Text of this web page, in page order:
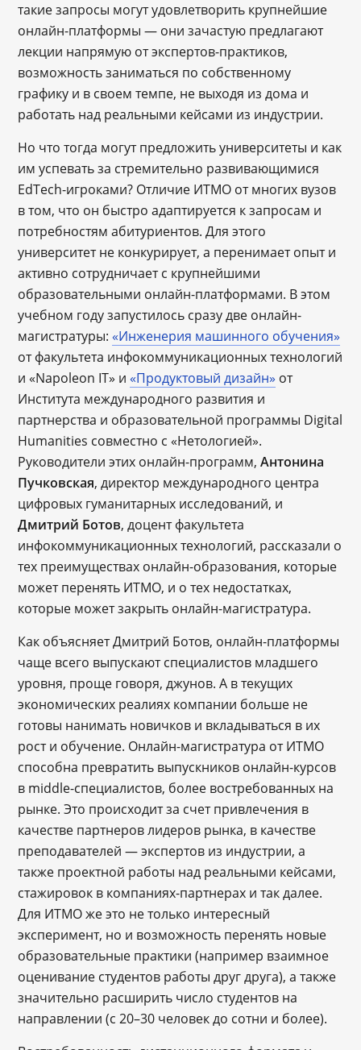
такие запросы могут удовлетворить крупнейшие
онлайн-платформы ― они зачастую предлагают
лекции напрямую от экспертов-практиков,
возможность заниматься по собственному
графику и в своем темпе, не выходя из дома и
работать над реальными кейсами из индустрии.
Но что тогда могут предложить университеты и как
им успевать за стремительно развивающимися
EdTech-игроками? Отличие ИТМО от многих вузов
в том, что он быстро адаптируется к запросам и
потребностям абитуриентов. Для этого
университет не конкурирует, а перенимает опыт и
активно сотрудничает с крупнейшими
образовательными онлайн-платформами. В этом
учебном году запустилось сразу две онлайн-
магистратуры: «Инженерия машинного обучения»
от факультета инфокоммуникационных технологий
и «Napoleon IT» и «Продуктовый дизайн» от
Института международного развития и
партнерства и образовательной программы Digital
Humanities совместно с «Нетологией».
Руководители этих онлайн-программ,Антонина
Пучковская, директор международного центра
цифровых гуманитарных исследований, и
Дмитрий Ботов, доцент факультета
инфокоммуникационных технологий, рассказали о
тех преимуществах онлайн-образования, которые
может перенять ИТМО, и о тех недостатках,
которые может закрыть онлайн-магистратура.
Как объясняет Дмитрий Ботов, онлайн-платформы
чаще всего выпускают специалистов младшего
уровня, проще говоря, джунов. А в текущих
экономических реалиях компании больше не
готовы нанимать новичков и вкладываться в их
рост и обучение. Онлайн-магистратура от ИТМО
способна превратить выпускников онлайн-курсов
в middle-специалистов, более востребованных на
рынке. Это происходит за счет привлечения в
качестве партнеров лидеров рынка, в качестве
преподавателей — экспертов из индустрии, а
также проектной работы над реальными кейсами,
стажировок в компаниях-партнерах и так далее.
Для ИТМО же это не только интересный
эксперимент, но и возможность перенять новые
образовательные практики (например взаимное
оценивание студентов работы друг друга), а также
значительно расширить число студентов на
направлении (с 20–30 человек до сотни и более).